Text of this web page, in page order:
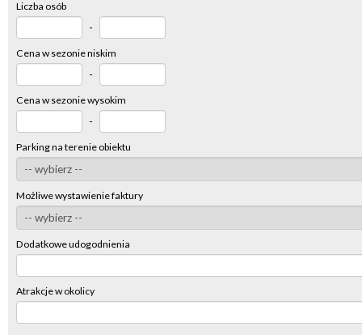
Liczba osób
-
Cena w sezonie niskim
-
Cena w sezonie wysokim
-
Parking na terenie obiektu
Możliwe wystawienie faktury
Dodatkowe udogodnienia
Atrakcje w okolicy